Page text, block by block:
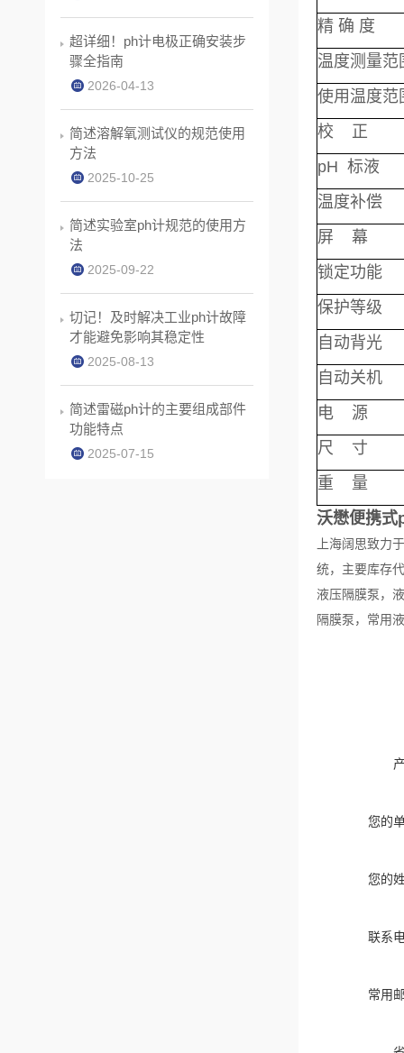
精 确 度
温度测量范
使用温度范
校 正
pH 标液
温度补偿
屏 幕
锁定功能
保护等级
自动背光
自动关机
电 源
尺 寸
重 量
沃懋便携式
上海阔思致力
统，主要库存
液压隔膜泵，
隔膜泵，常用
您的
您的
联系
常用
超详细！ph计电极正确安装步
骤全指南
2026-04-13
简述溶解氧测试仪的规范使用
方法
2025-10-25
简述实验室ph计规范的使用方
法
2025-09-22
切记！及时解决工业ph计故障
才能避免影响其稳定性
2025-08-13
简述雷磁ph计的主要组成部件
功能特点
2025-07-15